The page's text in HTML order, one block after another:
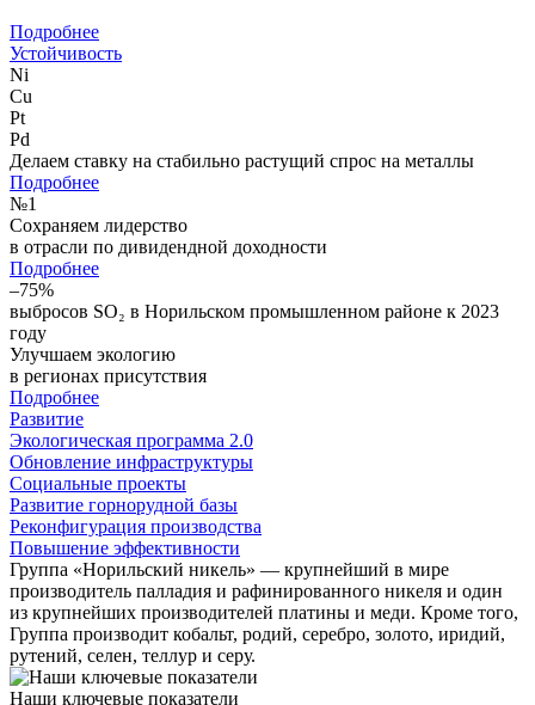
Подробнее
Устойчивость
Ni
Cu
Pt
Pd
Делаем ставку на стабильно растущий спрос на металлы
Подробнее
№1
Сохраняем лидерство
в отрасли по дивидендной доходности
Подробнее
–75%
выбросов SO₂ в Норильском промышленном районе к 2023
году
Улучшаем экологию
в регионах присутствия
Подробнее
Развитие
Экологическая программа 2.0
Обновление инфраструктуры
Социальные проекты
Развитие горнорудной базы
Реконфигурация производства
Повышение эффективности
Группа «Норильский никель» — крупнейший в мире
производитель палладия и рафинированного никеля и один
из крупнейших производителей платины и меди. Кроме того,
Группа производит кобальт, родий, серебро, золото, иридий,
рутений, селен, теллур и серу.
Наши ключевые показатели